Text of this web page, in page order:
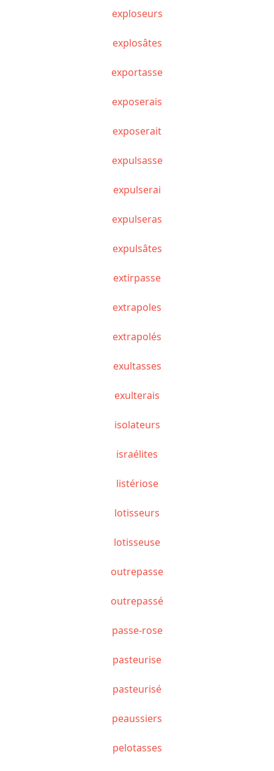
exploseurs
explosâtes
exportasse
exposerais
exposerait
expulsasse
expulserai
expulseras
expulsâtes
extirpasse
extrapoles
extrapolés
exultasses
exulterais
isolateurs
israélites
listériose
lotisseurs
lotisseuse
outrepasse
outrepassé
passe-rose
pasteurise
pasteurisé
peaussiers
pelotasses